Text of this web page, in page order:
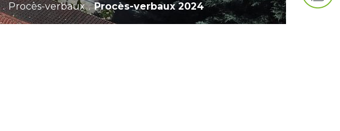
. Procès-verbaux . Procès-verbaux 2024